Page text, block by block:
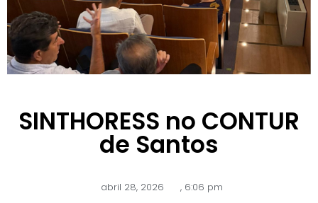
SINTHORESS no CONTUR
de Santos
abril 28, 2026 , 6:06 pm